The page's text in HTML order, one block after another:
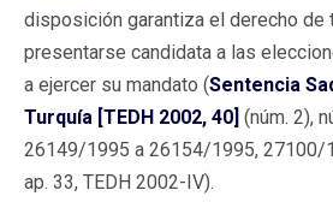
disposición garantiza el derecho de
presentarse candidata a las
a ejercer su mandato (Sentencia
Turquía [TEDH 2002, 40] (núm. 2),
26149/1995 a 26154/1995, 27100/
ap. 33, TEDH 2002-IV).